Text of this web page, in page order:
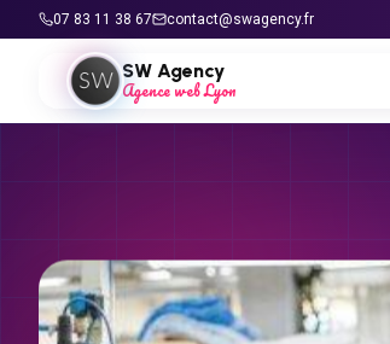
Aller au contenu
07 83 11 38 67 contact@swagency.fr
SW Agency
Agence web Lyon